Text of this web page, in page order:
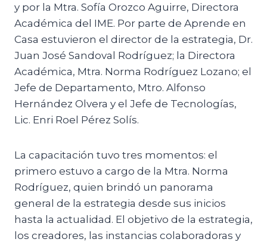
y por la Mtra. Sofía Orozco Aguirre, Directora
Académica del IME. Por parte de Aprende en
Casa estuvieron el director de la estrategia, Dr.
Juan José Sandoval Rodríguez; la Directora
Académica, Mtra. Norma Rodríguez Lozano; el
Jefe de Departamento, Mtro. Alfonso
Hernández Olvera y el Jefe de Tecnologías,
Lic. Enri Roel Pérez Solís.
La capacitación tuvo tres momentos: el
primero estuvo a cargo de la Mtra. Norma
Rodríguez, quien brindó un panorama
general de la estrategia desde sus inicios
hasta la actualidad. El objetivo de la estrategia,
los creadores, las instancias colaboradoras y